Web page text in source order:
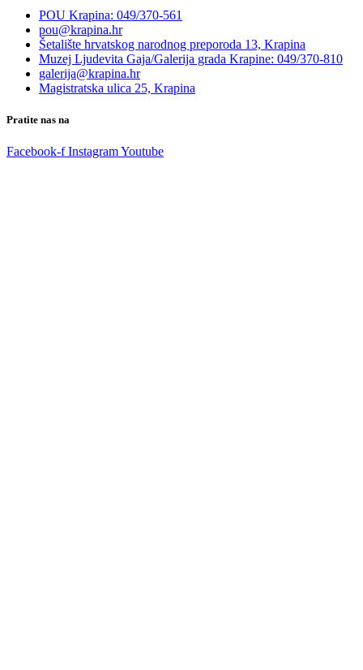
POU Krapina: 049/370-561
pou@krapina.hr
Šetalište hrvatskog narodnog preporoda 13, Krapina
Muzej Ljudevita Gaja/Galerija grada Krapine: 049/370-810
galerija@krapina.hr
Magistratska ulica 25, Krapina
Pratite nas na
Facebook-f InstagramYoutube